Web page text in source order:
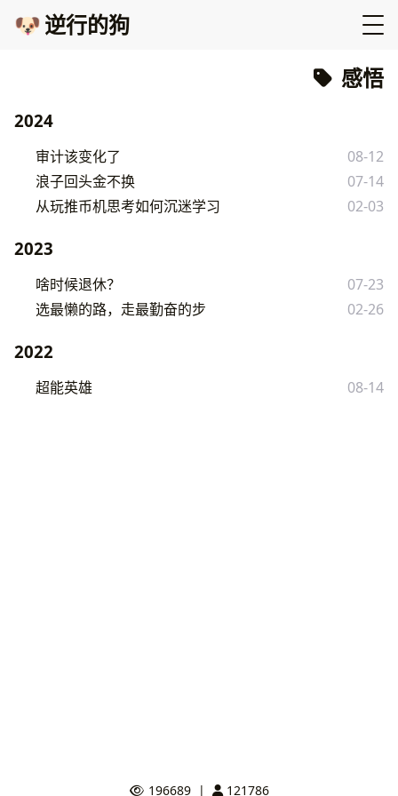
🐶逆行的狗
感悟
2024
审计该变化了
08-12
浪子回头金不换
07-14
从玩推币机思考如何沉迷学习
02-03
2023
啥时候退休？
07-23
选最懒的路，走最勤奋的步
02-26
2022
超能英雄 08-14
196689 | 121786